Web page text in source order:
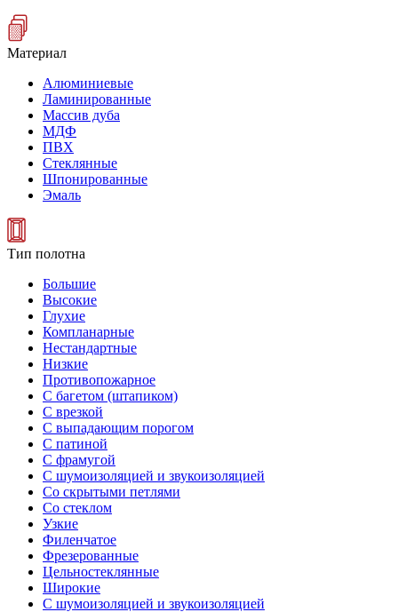
Материал
Алюминиевые
Ламинированные
Массив дуба
МДФ
ПВХ
Стеклянные
Шпонированные
Эмаль
Тип полотна
Большие
Высокие
Глухие
Компланарные
Нестандартные
Низкие
Противопожарное
С багетом (штапиком)
С врезкой
С выпадающим порогом
С патиной
С фрамугой
С шумоизоляцией и звукоизоляцией
Со скрытыми петлями
Со стеклом
Узкие
Филенчатое
Фрезерованные
Цельностеклянные
Широкие
С шумоизоляцией и звукоизоляцией